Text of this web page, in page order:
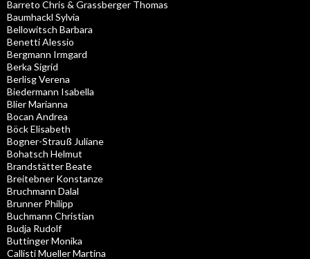
Barreto Chris & Grassberger Thomas
Baumhackl Sylvia
Bellowitsch Barbara
Benetti Alessio
Bergmann Irmgard
Berka Sigrid
Berlisg Verena
Biedermann Isabella
Blier Marianna
Bocan Andrea
Böck Elisabeth
Bogner-Strauß Juliane
Bohatsch Helmut
Brandstätter Beate
Breitebner Konstanze
Bruchmann Dalal
Brunner Philipp
Buchmann Christian
Budja Rudolf
Buttinger Monika
Callisti Mueller Martina